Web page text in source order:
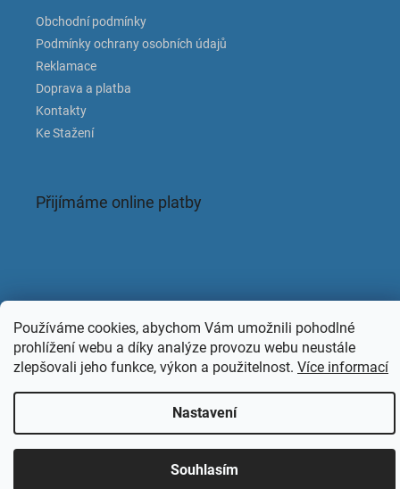
Používáme cookies, abychom Vám umožnili pohodlné
prohlížení webu a díky analýze provozu webu neustále
zlepšovali jeho funkce, výkon a použitelnost. Více informací
Nastavení
Souhlasím
Obchodní podmínky
Podmínky ochrany osobních údajů
Reklamace
Doprava a platba
Kontakty
Ke Stažení
Přijímáme online platby
KAPACLEAN. Všechna práva vyhrazena.